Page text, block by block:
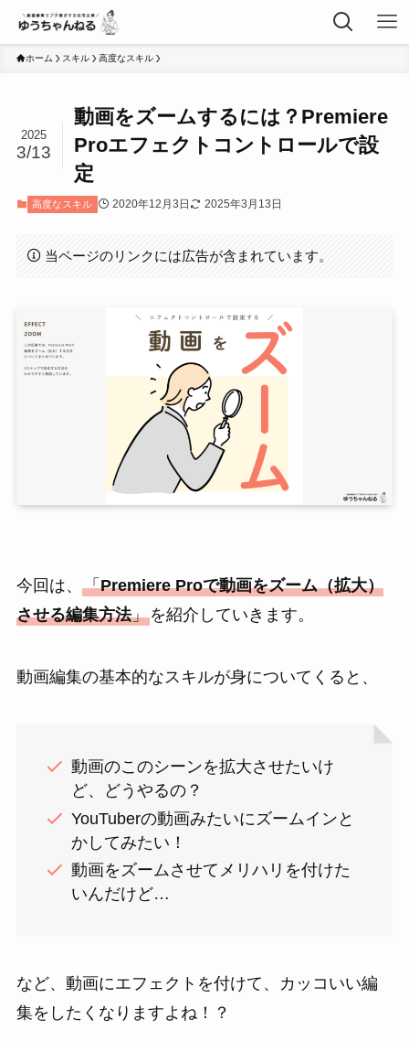
ホーム スキル 高度なスキル
動画をズームするには？Premiere
Proエフェクトコントロールで設
定
2025
3/13
高度なスキル 2020年12月3日 2025年3月13日
当ページのリンクには広告が含まれています。
今回は、 「Premiere Proで動画をズーム（拡大）
させる編集方法」を紹介していきます。
動画編集の基本的なスキルが身についてくると、
動画のこのシーンを拡大させたいけ
ど、どうやるの？
YouTuberの動画みたいにズームインと
かしてみたい！
動画をズームさせてメリハリを付けた
いんだけど…
など、動画にエフェクトを付けて、カッコいい編
集をしたくなりますよね！？